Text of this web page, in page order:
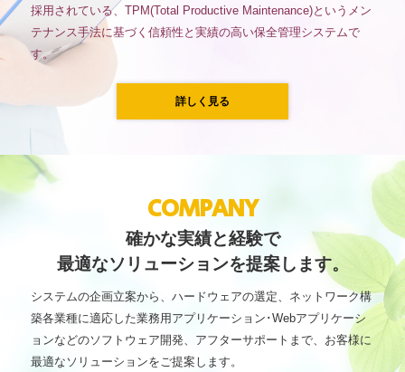
採用されている、TPM(Total Productive Maintenance)というメン
テナンス手法に基づく信頼性と実績の高い保全管理システムで
す。
詳しく見る
COMPANY
確かな実績と経験で
最適なソリューションを提案します。
システムの企画立案から、ハードウェアの選定、ネットワーク構
築各業種に適応した業務用アプリケーション･Webアプリケーシ
ョンなどのソフトウェア開発、アフターサポートまで、お客様に
最適なソリューションをご提案します。